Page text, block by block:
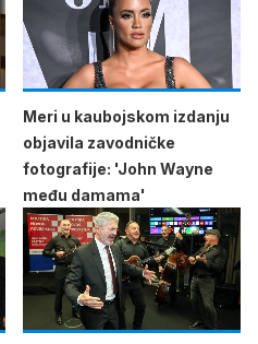
Meri u kaubojskom izdanju
objavila zavodničke
fotografije: 'John Wayne
među damama'